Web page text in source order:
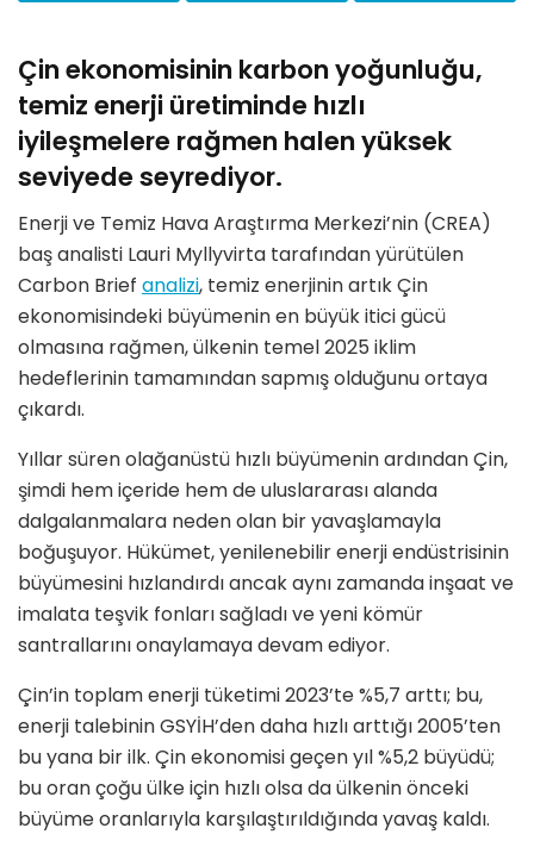
Çin ekonomisinin karbon yoğunluğu,
temiz enerji üretiminde hızlı
iyileşmelere rağmen halen yüksek
seviyede seyrediyor.
Enerji ve Temiz Hava Araştırma Merkezi’nin (CREA)
baş analisti Lauri Myllyvirta tarafından yürütülen
Carbon Brief analizi, temiz enerjinin artık Çin
ekonomisindeki büyümenin en büyük itici gücü
olmasına rağmen, ülkenin temel 2025 iklim
hedeflerinin tamamından sapmış olduğunu ortaya
çıkardı.
Yıllar süren olağanüstü hızlı büyümenin ardından Çin,
şimdi hem içeride hem de uluslararası alanda
dalgalanmalara neden olan bir yavaşlamayla
boğuşuyor. Hükümet, yenilenebilir enerji endüstrisinin
büyümesini hızlandırdı ancak aynı zamanda inşaat ve
imalata teşvik fonları sağladı ve yeni kömür
santrallarını onaylamaya devam ediyor.
Çin’in toplam enerji tüketimi 2023’te %5,7 arttı; bu,
enerji talebinin GSYİH’den daha hızlı arttığı 2005’ten
bu yana bir ilk. Çin ekonomisi geçen yıl %5,2 büyüdü;
bu oran çoğu ülke için hızlı olsa da ülkenin önceki
büyüme oranlarıyla karşılaştırıldığında yavaş kaldı.